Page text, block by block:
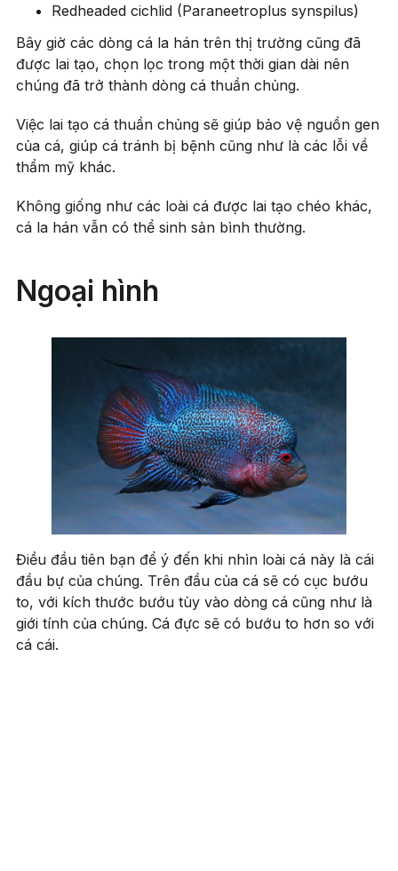
Redheaded cichlid (Paraneetroplus synspilus)
Bây giờ các dòng cá la hán trên thị trường cũng đã
được lai tạo, chọn lọc trong một thời gian dài nên
chúng đã trở thành dòng cá thuần chủng.
Việc lai tạo cá thuần chủng sẽ giúp bảo vệ nguồn gen
của cá, giúp cá tránh bị bệnh cũng như là các lỗi về
thẩm mỹ khác.
Không giống như các loài cá được lai tạo chéo khác,
cá la hán vẫn có thể sinh sản bình thường.
Ngoại hình
Điều đầu tiên bạn để ý đến khi nhìn loài cá này là cái
đầu bự của chúng. Trên đầu của cá sẽ có cục bướu
to, với kích thước bướu tùy vào dòng cá cũng như là
giới tính của chúng. Cá đực sẽ có bướu to hơn so với
cá cái.